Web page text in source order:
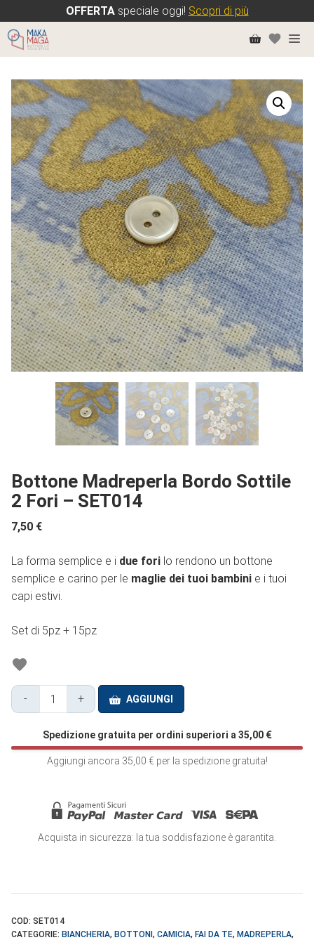
OFFERTAspeciale oggi! Scopri di più
Vai
Bottone Madreperla Bordo Sottile
2 Fori – SET014
7,50 €
La forma semplice e i due fori lo rendono un bottone
semplice e carino per le maglie dei tuoi bambini e i tuoi
capi estivi.
Set di 5pz + 15pz
-
Bottone
Bordo
Sottile
-
+ AGGIUNGI
Spedizione gratuita per ordini superiori a 35,00 €
Aggiungi ancora 35,00 €per la spedizione gratuita!
Acquista in sicurezza: la tua soddisfazione è garantita.
COD: SET014
CATEGORIE: BIANCHERIA, BOTTONI , CAMICIA, FAI DA TE, MADREPERLA,